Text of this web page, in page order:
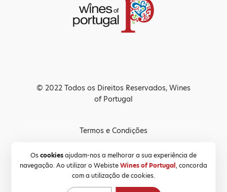
Oscookiesajudam-nos a melhorar a sua experiência de
navegação. Ao utilizar o WebisteWines of Portugal, concorda
com a utilização de cookies.
© 2022 Todos os Direitos Reservados, Wines
of Portugal
Termos e Condições
Política de Privacidade
Política de Cookies